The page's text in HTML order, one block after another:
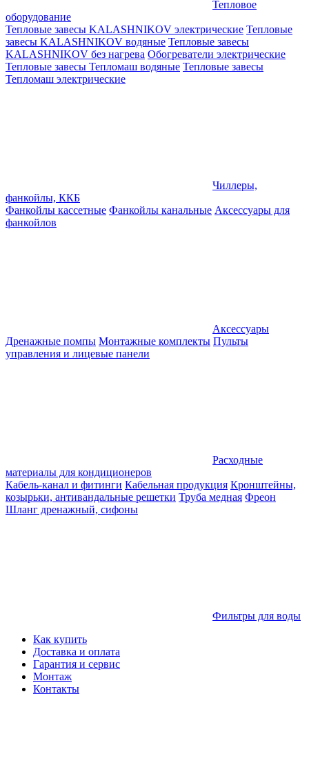
Тепловое
оборудование
Тепловые завесы KALASHNIKOV электрические Тепловые
завесы KALASHNIKOV водяные Тепловые завесы
KALASHNIKOV без нагрева Обогреватели электрические
Тепловые завесы Тепломаш водяные Тепловые завесы
Тепломаш электрические
Чиллеры,
фанкойлы, ККБ
Фанкойлы кассетные Фанкойлы канальные Аксессуары для
фанкойлов
Аксессуары
Дренажные помпы Монтажные комплекты Пульты
управления и лицевые панели
Расходные
материалы для кондиционеров
Кабель-канал и фитинги Кабельная продукция Кронштейны,
козырьки, антивандальные решетки Труба медная Фреон
Шланг дренажный, сифоны
Фильтры для воды
Как купить
Доставка и оплата
Гарантия и сервис
Монтаж
Контакты